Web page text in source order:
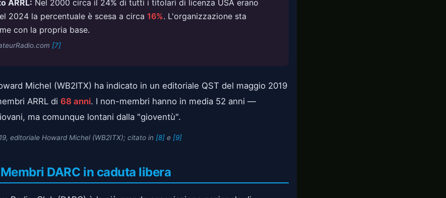
ARRL: Nel 2000 circa il 24% di tutti i titolari di licenza USA erano
2024 la percentuale è scesa a circa16%. L'organizzazione sta
con la propria base.
[7]
Michel (WB2ITX) ha indicato in un editoriale QST del maggio 2019
ARRL di 68 anni. I non-membri hanno in media 52 anni —
ma comunque lontani dalla "gioventù".
editoriale Howard Michel (WB2ITX); citato in [8] e [9]
DARC in caduta libera